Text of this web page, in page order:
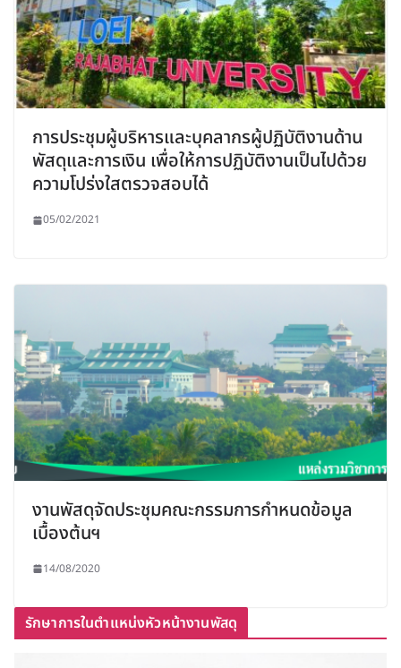
การประชุมผู้บริหารและบุคลากรผู้ปฏิบัติงานด้าน
พัสดุและการเงิน เพื่อให้การปฏิบัติงานเป็นไปด้วย
ความโปร่งใสตรวจสอบได้
05/02/2021
งานพัสดุจัดประชุมคณะกรรมการกำหนดข้อมูล
เบื้องต้นฯ
14/08/2020
รักษาการในตำแหน่งหัวหน้างานพัสดุ